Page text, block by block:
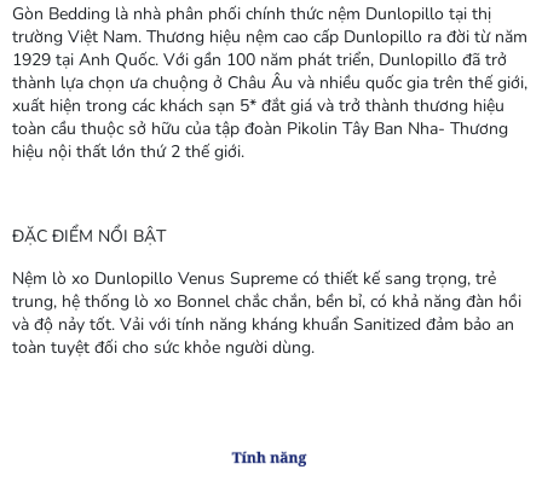
Gòn Bedding là nhà phân phối chính thức nệm Dunlopillo tại thị
trường Việt Nam. Thương hiệu nệm cao cấp Dunlopillo ra đời từ năm
1929 tại Anh Quốc. Với gần 100 năm phát triển, Dunlopillo đã trở
thành lựa chọn ưa chuộng ở Châu Âu và nhiều quốc gia trên thế giới,
xuất hiện trong các khách sạn 5* đắt giá và trở thành thương hiệu
toàn cầu thuộc sở hữu của tập đoàn Pikolin Tây Ban Nha- Thương
hiệu nội thất lớn thứ 2 thế giới.
ĐẶC ĐIỂM NỔI BẬT
Nệm lò xo Dunlopillo Venus Supreme có thiết kế sang trọng, trẻ
trung, hệ thống lò xo Bonnel chắc chắn, bền bỉ, có khả năng đàn hồi
và độ nảy tốt. Vải với tính năng kháng khuẩn Sanitized đảm bảo an
toàn tuyệt đối cho sức khỏe người dùng.